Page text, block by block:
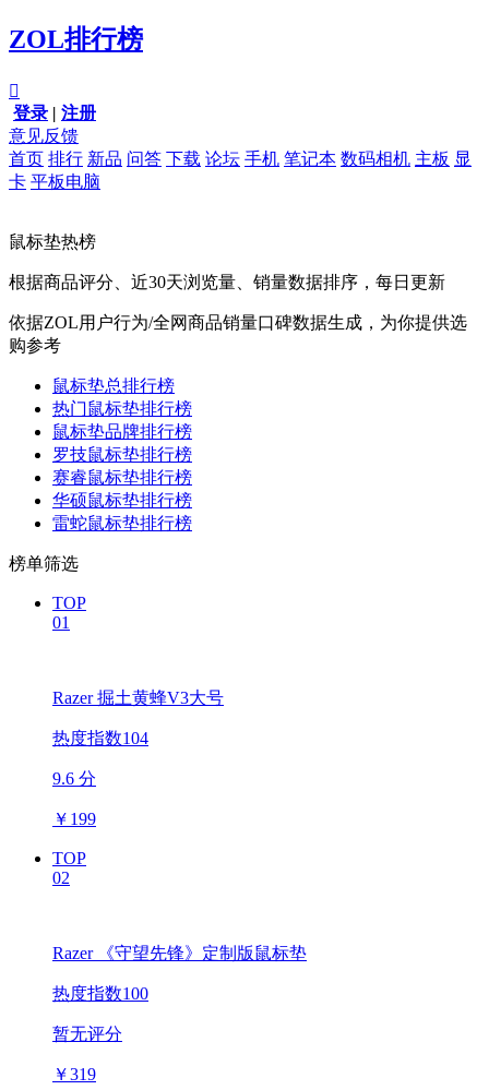
ZOL排行榜

登录 | 注册
意见反馈
首页 排行 新品 问答 下载 论坛 手机 笔记本 数码相机 主板 显
卡 平板电脑
鼠标垫热榜
根据商品评分、近30天浏览量、销量数据排序，每日更新
依据ZOL用户行为/全网商品销量口碑数据生成，为你提供选
购参考
鼠标垫总排行榜
热门鼠标垫排行榜
鼠标垫品牌排行榜
罗技鼠标垫排行榜
赛睿鼠标垫排行榜
华硕鼠标垫排行榜
雷蛇鼠标垫排行榜
榜单筛选
TOP
01
Razer 掘土黄蜂V3大号
热度指数104
9.6 分
￥ 199
TOP
02
Razer 《守望先锋》定制版鼠标垫
热度指数100
暂无评分
￥319